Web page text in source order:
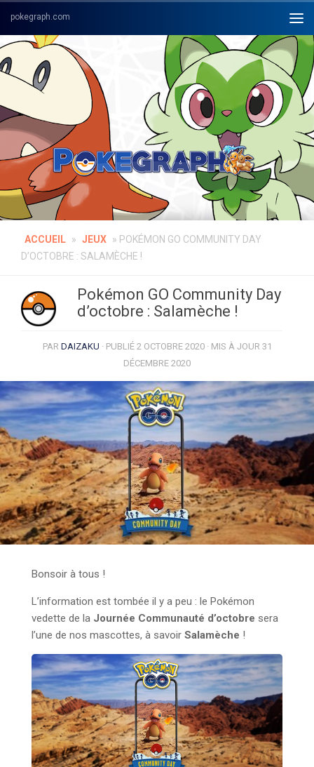
Skip to content
ACCUEIL » JEUX » POKÉMON GO COMMUNITY DAY
D’OCTOBRE : SALAMÈCHE !
Pokémon GO Community Day
d’octobre : Salamèche !
PAR DAIZAKU · PUBLIÉ 2 OCTOBRE 2020· MIS À JOUR 31
DÉCEMBRE 2020
Bonsoir à tous !
L’information est tombée il y a peu : le Pokémon
vedette de la Journée Communauté d’octobre sera
l’une de nos mascottes, à savoir Salamèche !